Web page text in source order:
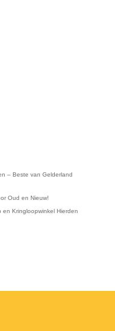
– Beste van Gelderland
Oud en Nieuw!
Kringloopwinkel Hierden